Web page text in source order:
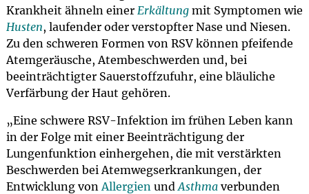
Krankheit ähneln einer Erkältungmit Symptomen wie
Husten, laufender oder verstopfter Nase und Niesen.
Zu den schweren Formen von RSV können pfeifende
Atemgeräusche, Atembeschwerden und, bei
beeinträchtigter Sauerstoffzufuhr, eine bläuliche
Verfärbung der Haut gehören.
„Eine schwere RSV-Infektion im frühen Leben kann
in der Folge mit einer Beeinträchtigung der
Lungenfunktion einhergehen, die mit verstärkten
Beschwerden bei Atemwegserkrankungen, der
Entwicklung vonAllergienundAsthmaverbunden